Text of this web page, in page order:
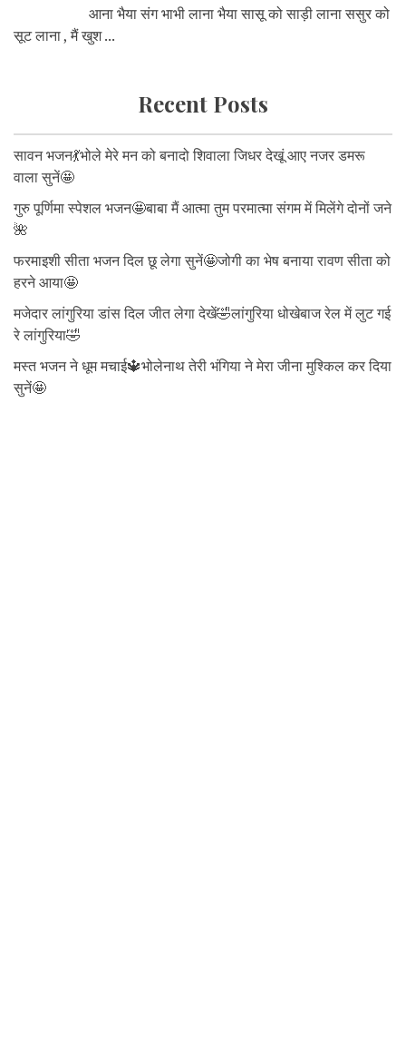
आना भैया संग भाभी लाना भैया सासू को साड़ी लाना ससुर को
सूट लाना , मैं खुश ...
Recent Posts
सावन भजन💃भोले मेरे मन को बनादो शिवाला जिधर देखूं आए नजर डमरू
वाला सुनें🤩
गुरु पूर्णिमा स्पेशल भजन🤩बाबा मैं आत्मा तुम परमात्मा संगम में मिलेंगे दोनों जने
🌺
फरमाइशी सीता भजन दिल छू लेगा सुनें🤩जोगी का भेष बनाया रावण सीता को
हरने आया🤩
मजेदार लांगुरिया डांस दिल जीत लेगा देखें🤣लांगुरिया धोखेबाज रेल में लुट गई
रे लांगुरिया🤣
मस्त भजन ने धूम मचाई🔱भोलेनाथ तेरी भंगिया ने मेरा जीना मुश्किल कर दिया
सुनें🤩